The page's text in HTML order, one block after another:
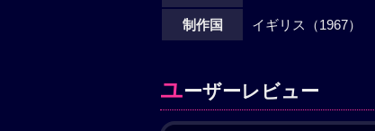
制作国 イギリス（1967）
ユーザーレビュー